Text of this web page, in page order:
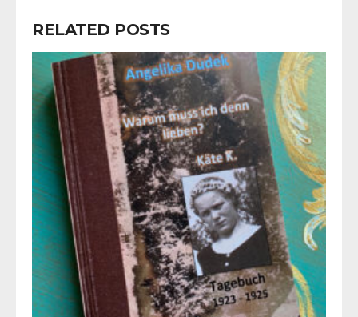
RELATED POSTS